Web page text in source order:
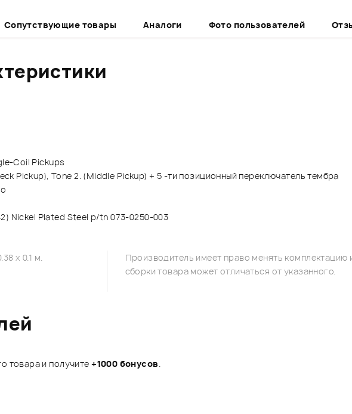
Сопутствующие товары Аналоги Фото пользователей
Coil Pickups
Pickup), Tone 2. (Middle Pickup) + 5 -ти позиционный переключатель тембра
Nickel Plated Steel p/tn 073-0250-003
x 0.1 м.
Производитель имеет право менять
сборки товара может отличаться от указанного.
товара и получите+1000 бонусов.